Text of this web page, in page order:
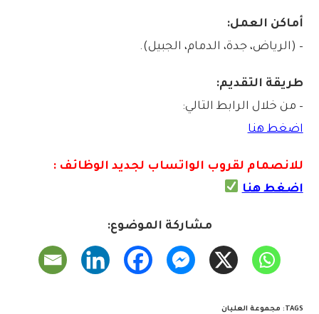
أماكن العمل:
– (الرياض، جدة، الدمام، الجبيل).
طريقة التقديم:
– من خلال الرابط التالي:
اضغط هنا
للانصمام لقروب الواتساب لجديد الوظائف :
اضغط هنا
مشاركة الموضوع:
TAGS
: مجموعة العليان